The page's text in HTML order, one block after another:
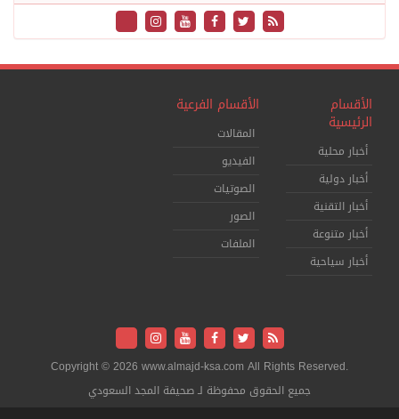
الأقسام
الرئيسية
أخبار محلية
أخبار دولية
أخبار التقنية
أخبار متنوعة
أخبار سياحية
الأقسام الفرعية
المقالات
الفيديو
الصوتيات
الصور
الملفات
Copyright © 2026 www.almajd-ksa.com All Rights Reserved.
جميع الحقوق محفوظة لـ صحيفة المجد السعودي